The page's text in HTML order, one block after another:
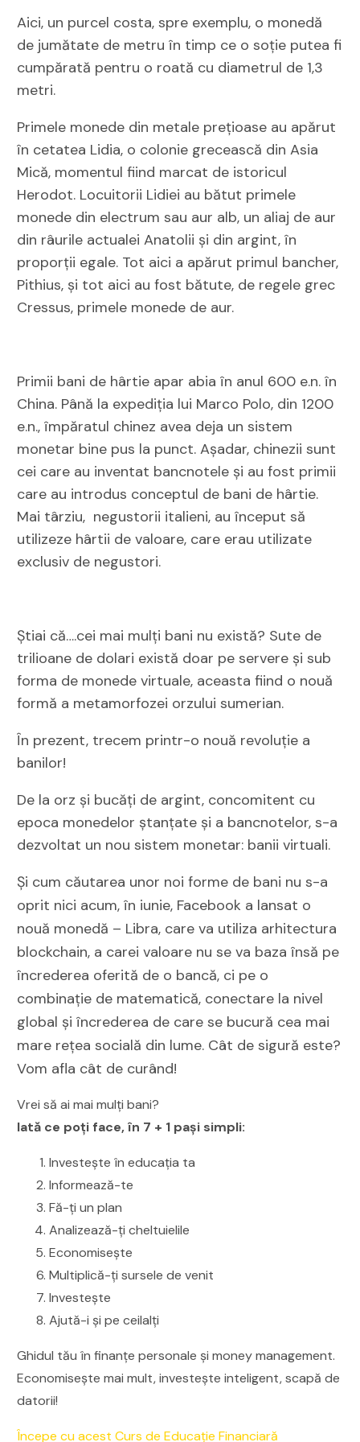
Aici, un purcel costa, spre exemplu, o monedă
de jumătate de metru în timp ce o soţie putea fi
cumpărată pentru o roată cu diametrul de 1,3
metri.
Primele monede din metale preţioase au apărut
în cetatea Lidia, o colonie grecească din Asia
Mică, momentul fiind marcat de istoricul
Herodot. Locuitorii Lidiei au bătut primele
monede din electrum sau aur alb, un aliaj de aur
din râurile actualei Anatolii şi din argint, în
proporţii egale. Tot aici a apărut primul bancher,
Pithius, şi tot aici au fost bătute, de regele grec
Cressus, primele monede de aur.
Primii bani de hârtie apar abia în anul 600 e.n. în
China. Până la expediţia lui Marco Polo, din 1200
e.n., împăratul chinez avea deja un sistem
monetar bine pus la punct. Așadar, chinezii sunt
cei care au inventat bancnotele și au fost primii
care au introdus conceptul de bani de hârtie.
Mai târziu, negustorii italieni, au început să
utilizeze hârtii de valoare, care erau utilizate
exclusiv de negustori.
Știai că….cei mai mulţi bani nu există? Sute de
trilioane de dolari există doar pe servere şi sub
forma de monede virtuale, aceasta fiind o nouă
formă a metamorfozei orzului sumerian.
În prezent, trecem printr-o nouă revoluţie a
banilor!
De la orz şi bucăţi de argint, concomitent cu
epoca monedelor ştanţate şi a bancnotelor, s-a
dezvoltat un nou sistem monetar: banii virtuali.
Și cum căutarea unor noi forme de bani nu s-a
oprit nici acum, în iunie, Facebook a lansat o
nouă monedă – Libra, care va utiliza arhitectura
blockchain, a carei valoare nu se va baza însă pe
încrederea oferită de o bancă, ci pe o
combinație de matematică, conectare la nivel
global și încrederea de care se bucură cea mai
mare rețea socială din lume. Cât de sigură este?
Vom afla cât de curând!
Vrei să ai mai mulți bani?
Iată ce poți face, în 7 + 1 pași simpli:
Investește în educația ta
Informează-te
Fă-ți un plan
Analizează-ți cheltuielile
Economisește
Multiplică-ți sursele de venit
Investește
Ajută-i și pe ceilalți
Ghidul tău în finanțe personale și money management.
Economisește mai mult, investește inteligent, scapă de
datorii!
Începe cu acest Curs de Educație Financiară